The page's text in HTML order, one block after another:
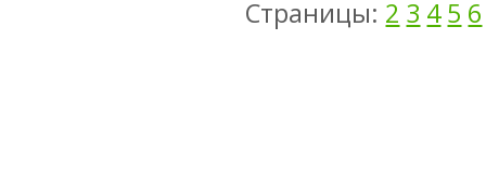
Страницы: 2 3 4 5 6